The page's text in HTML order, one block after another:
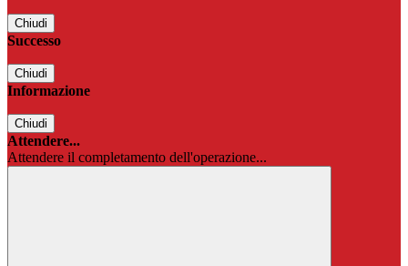
Chiudi
Successo
Chiudi
Informazione
Chiudi
Attendere...
Attendere il completamento dell'operazione...